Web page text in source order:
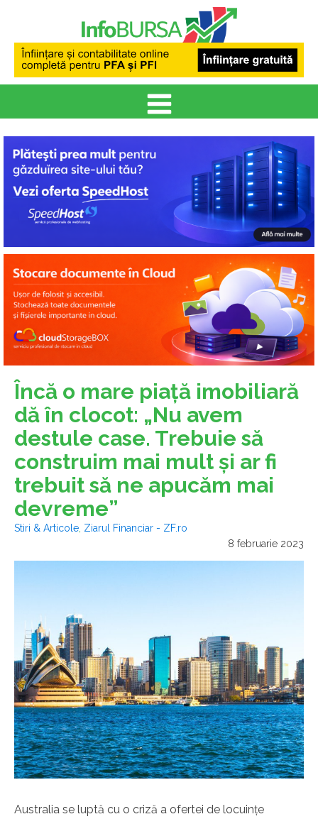
Încă o mare piaţă imobiliară
dă în clocot: „Nu avem
destule case. Trebuie să
construim mai mult şi ar fi
trebuit să ne apucăm mai
devreme”
Stiri & Articole Ziarul Financiar - ZF.ro
8 februarie 2023
Australia se luptă cu o criză a ofertei de locuinţe